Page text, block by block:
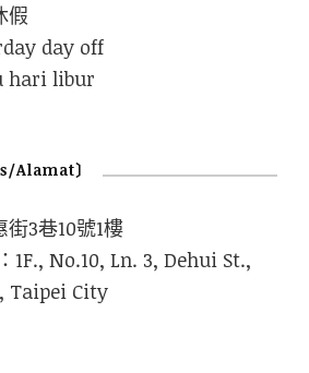
假
day off
hari libur
Alamat〕
3巷10號1樓
1F., No.10, Ln. 3, Dehui St.,
Taipei City